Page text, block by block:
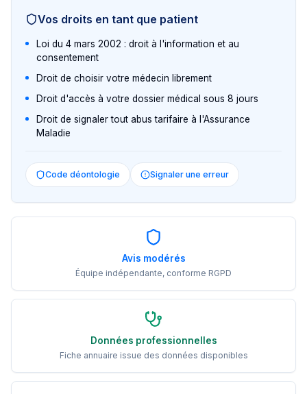
Vos droits en tant que patient
Loi du 4 mars 2002 : droit à l'information et au
consentement
Droit de choisir votre médecin librement
Droit d'accès à votre dossier médical sous 8 jours
Droit de signaler tout abus tarifaire à l'Assurance
Maladie
Code déontologie Signaler une erreur
Avis modérés
Équipe indépendante, conforme RGPD
Données professionnelles
Fiche annuaire issue des données disponibles